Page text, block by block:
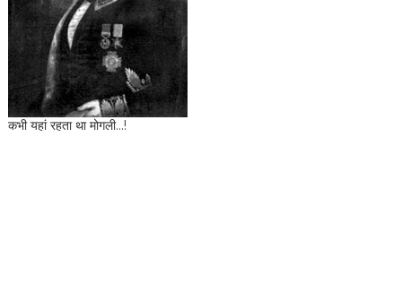
कभी यहां रहता था मोगली...!